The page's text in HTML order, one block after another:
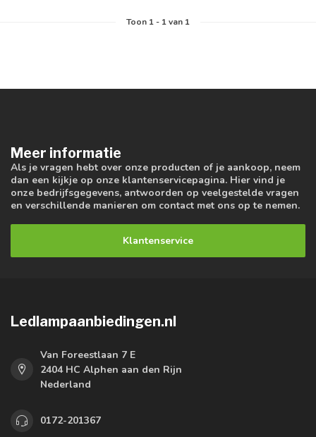
Toon 1- 1van 1
Meer informatie
Als je vragen hebt over onze producten of je aankoop, neem
dan een kijkje op onze klantenservicepagina. Hier vind je
onze bedrijfsgegevens, antwoorden op veelgestelde vragen
en verschillende manieren om contact met ons op te nemen.
Klantenservice
Ledlampaanbiedingen.nl
Van Foreestlaan 7 E
2404 HC Alphen aan den Rijn
Nederland
0172-201367